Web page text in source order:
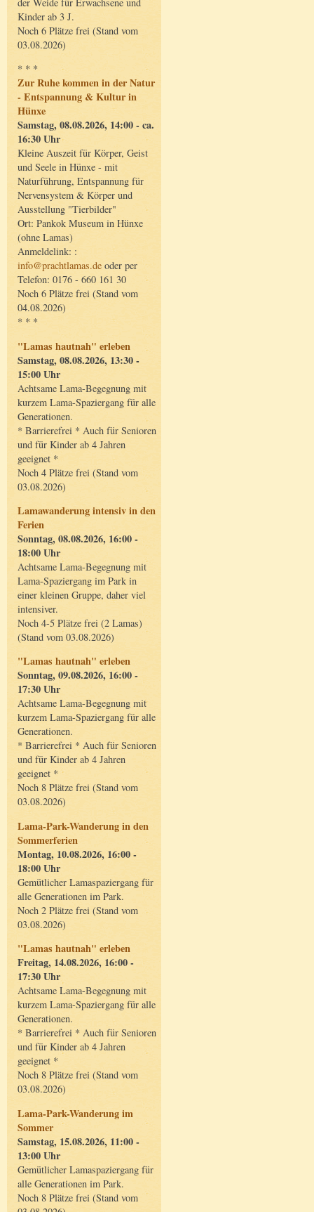
Kinder ab 3 J.
Noch 6 Plätze frei (Stand vom
03.08.2026)
* * *
Zur Ruhe kommen in der Natur
- Entspannung & Kultur in
Hünxe
Samstag, 08.08.2026, 14:00 - ca.
16:30 Uhr
Kleine Auszeit für Körper, Geist
und Seele in Hünxe - mit
Naturführung, Entspannung für
Nervensystem & Körper und
Ausstellung "Tierbilder"
Ort: Pankok Museum in Hünxe
(ohne Lamas)
Anmeldelink: :
info@prachtlamas.de oder per
Telefon: 0176 - 660 161 30
Noch 6 Plätze frei (Stand vom
04.08.2026)
* * *
"Lamas hautnah" erleben
Samstag, 08.08.2026, 13:30 -
15:00 Uhr
Achtsame Lama-Begegnung mit
kurzem Lama-Spaziergang für alle
Generationen.
* Barrierefrei * Auch für Senioren
und für Kinder ab 4 Jahren
geeignet *
Noch 4 Plätze frei (Stand vom
03.08.2026)
Lamawanderung intensiv in den
Ferien
Sonntag, 08.08.2026, 16:00 -
18:00 Uhr
Achtsame Lama-Begegnung mit
Lama-Spaziergang im Park in
einer kleinen Gruppe, daher viel
intensiver.
Noch 4-5 Plätze frei (2 Lamas)
(Stand vom 03.08.2026)
"Lamas hautnah" erleben
Sonntag, 09.08.2026, 16:00 -
17:30 Uhr
Achtsame Lama-Begegnung mit
kurzem Lama-Spaziergang für alle
Generationen.
* Barrierefrei * Auch für Senioren
und für Kinder ab 4 Jahren
geeignet *
Noch 8 Plätze frei (Stand vom
03.08.2026)
Lama-Park-Wanderung in den
Sommerferien
Montag, 10.08.2026, 16:00 -
18:00 Uhr
Gemütlicher Lamaspaziergang für
alle Generationen im Park.
Noch 2 Plätze frei (Stand vom
03.08.2026)
"Lamas hautnah" erleben
Freitag, 14.08.2026, 16:00 -
17:30 Uhr
Achtsame Lama-Begegnung mit
kurzem Lama-Spaziergang für alle
Generationen.
* Barrierefrei * Auch für Senioren
und für Kinder ab 4 Jahren
geeignet *
Noch 8 Plätze frei (Stand vom
03.08.2026)
Lama-Park-Wanderung im
Sommer
Samstag, 15.08.2026, 11:00 -
13:00 Uhr
Gemütlicher Lamaspaziergang für
alle Generationen im Park.
Noch 8 Plätze frei (Stand vom